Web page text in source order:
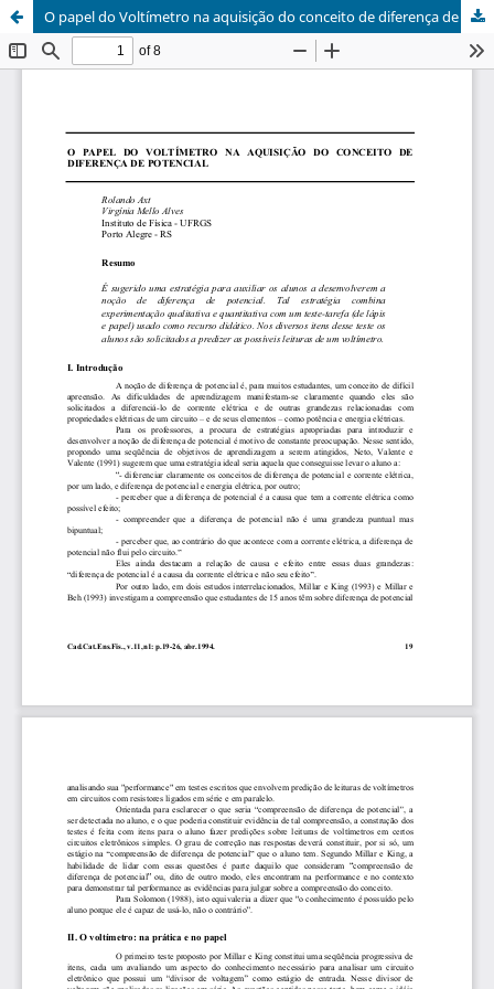
O papel do Voltímetro na aquisição do conceito de diferença de potencial